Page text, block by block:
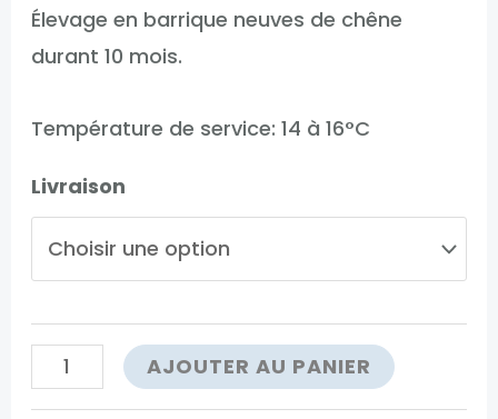
Élevage en barrique neuves de chêne
durant 10 mois.
Température de service: 14 à 16°C
Livraison
quantité
de
AJOUTER AU PANIER